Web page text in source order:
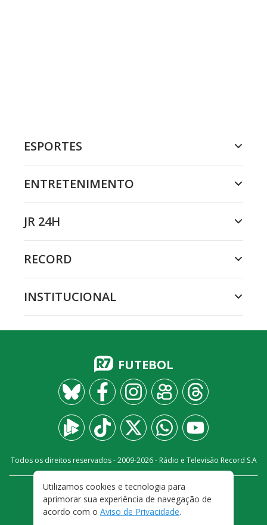
ESPORTES
ENTRETENIMENTO
JR 24H
RECORD
INSTITUCIONAL
FUTEBOL
Todos os direitos reservados - 2009-2026- Rádio e Televisão Record S.A
FALE CONOSCO
PRIVACIDADE
TERMOS E CONDIÇÕES DE USO
Utilizamos cookies e tecnologia para
aprimorar sua experiência de navegação de
acordo com o Aviso de Privacidade.